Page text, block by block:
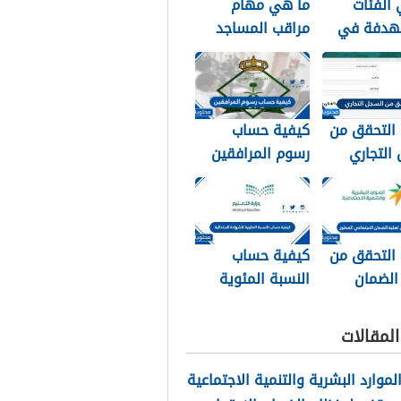
في
الإجتماعي
مراقب المساجد
في السعودية
1448
التحقق من
ورقم
كيفية حساب
رسوم المرافقين
1448
التحقق من
كيفية حساب
النسبة المئوية
البشرية والتنمية الاجتماعية